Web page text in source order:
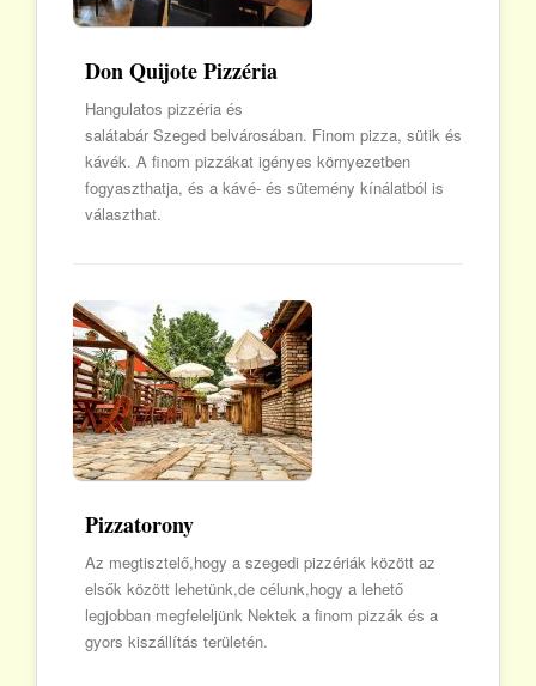
Don Quijote Pizzéria
Hangulatos pizzéria és
salátabár Szeged belvárosában. Finom pizza, sütik és
kávék. A finom pizzákat igényes környezetben
fogyaszthatja, és a kávé- és sütemény kínálatból is
választhat.
Pizzatorony
Az megtisztelő,hogy a szegedi pizzériák között az
elsők között lehetünk,de célunk,hogy a lehető
legjobban megfeleljünk Nektek a finom pizzák és a
gyors kiszállítás területén.